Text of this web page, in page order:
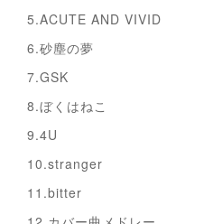
5.ACUTE AND VIVID
6.砂塵の夢
7.GSK
8.ぼくはねこ
9.4U
10.stranger
11.bitter